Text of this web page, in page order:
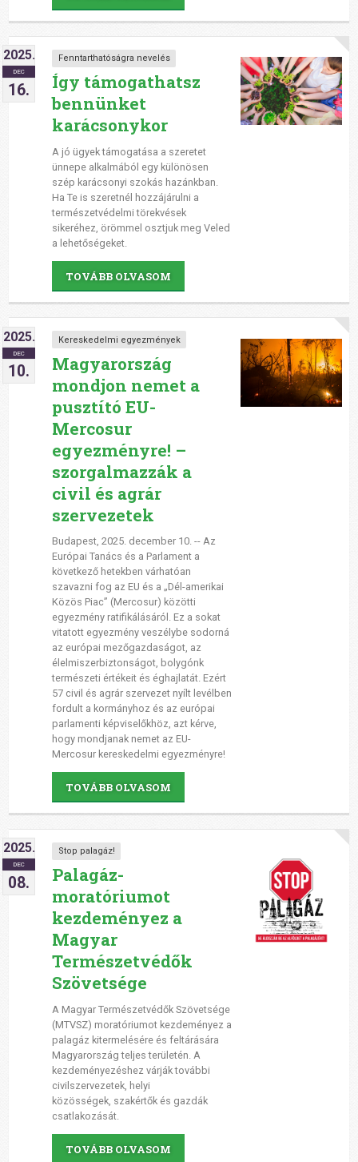
2025.
DEC
16.
Fenntarthatóságra nevelés
Így támogathatsz
bennünket
karácsonykor
A jó ügyek támogatása a szeretet
ünnepe alkalmából egy különösen
szép karácsonyi szokás hazánkban.
Ha Te is szeretnél hozzájárulni a
természetvédelmi törekvések
sikeréhez, örömmel osztjuk meg Veled
a lehetőségeket.
TOVÁBB OLVASOM
2025.
DEC
10.
Kereskedelmi egyezmények
Magyarország
mondjon nemet a
pusztító EU-
Mercosur
egyezményre! –
szorgalmazzák a
civil és agrár
szervezetek
Budapest, 2025. december 10. -- Az
Európai Tanács és a Parlament a
következő hetekben várhatóan
szavazni fog az EU és a „Dél-amerikai
Közös Piac” (Mercosur) közötti
egyezmény ratifikálásáról. Ez a sokat
vitatott egyezmény veszélybe sodorná
az európai mezőgazdaságot, az
élelmiszerbiztonságot, bolygónk
természeti értékeit és éghajlatát. Ezért
57 civil és agrár szervezet nyílt levélben
fordult a kormányhoz és az európai
parlamenti képviselőkhöz, azt kérve,
hogy mondjanak nemet az EU-
Mercosur kereskedelmi egyezményre!
TOVÁBB OLVASOM
2025.
DEC
08.
Stop palagáz!
Palagáz-
moratóriumot
kezdeményez a
Magyar
Természetvédők
Szövetsége
A Magyar Természetvédők Szövetsége
(MTVSZ) moratóriumot kezdeményez a
palagáz kitermelésére és feltárására
Magyarország teljes területén. A
kezdeményezéshez várják további
civilszervezetek, helyi
közösségek, szakértők és gazdák
csatlakozását.
TOVÁBB OLVASOM